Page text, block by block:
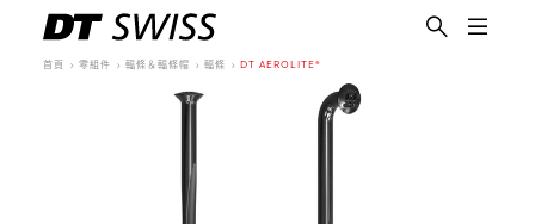
首頁 零組件 輻條＆輻條帽 輻條 DT AEROLITE®